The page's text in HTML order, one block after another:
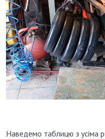
Наведемо таблицю з усіма